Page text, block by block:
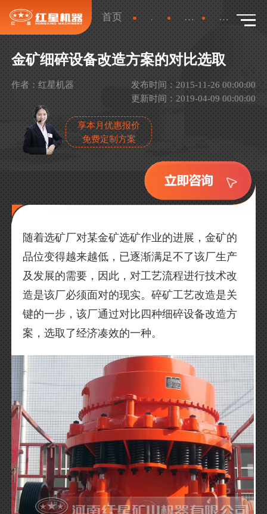
首页 新闻 行业新闻 详情
金矿细碎设备改造方案的对比选取
作者：红星机器
发布时间：2015-11-26 00:00:00
更新时间：2019-04-09 00:00:00
享本月优惠报价
免费定制方案
随着选矿厂对某金矿选矿作业的进展，金矿的
品位变得越来越低，已逐渐满足不了该厂生产
及发展的需要，因此，对工艺流程进行技术改
造是该厂必须面对的现实。碎矿工艺改造是关
键的一步，该厂通过对比四种细碎设备改造方
案，选取了经济凑效的一种。